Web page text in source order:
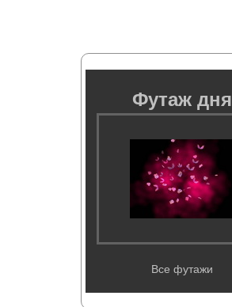
Футаж дня
Все футажи